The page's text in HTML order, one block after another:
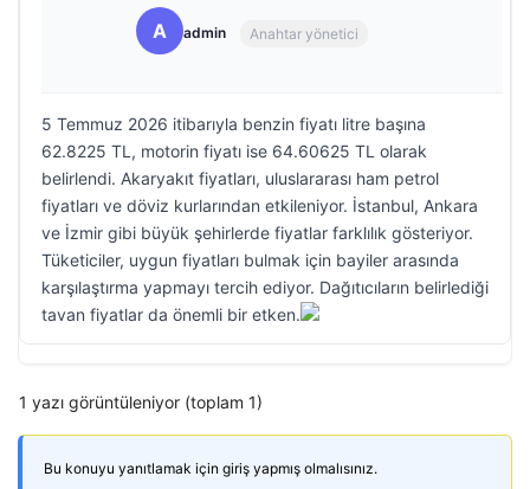
A admin Anahtar yönetici
5 Temmuz 2026 itibarıyla benzin fiyatı litre başına
62.8225 TL, motorin fiyatı ise 64.60625 TL olarak
belirlendi. Akaryakıt fiyatları, uluslararası ham petrol
fiyatları ve döviz kurlarından etkileniyor. İstanbul, Ankara
ve İzmir gibi büyük şehirlerde fiyatlar farklılık gösteriyor.
Tüketiciler, uygun fiyatları bulmak için bayiler arasında
karşılaştırma yapmayı tercih ediyor. Dağıtıcıların belirlediği
tavan fiyatlar da önemli bir etken.
1 yazı görüntüleniyor (toplam 1)
Bu konuyu yanıtlamak için giriş yapmış olmalısınız.